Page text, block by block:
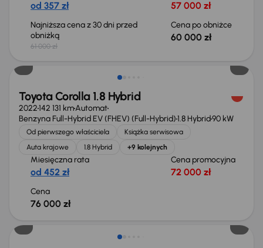
od 357 zł 57 000 zł
Najniższa cena z 30 dni przed
obniżką
61 000 zł
Cena po obniżce
60 000 zł
Możliwość odliczenia VAT
Toyota Corolla 1.8 Hybrid
2022142 131 kmAutomat
Benzyna Full-Hybrid EV (FHEV) (Full-Hybrid)1.8 Hybrid90 kW
Od pierwszego właściciela
Książka serwisowa
Auta krajowe
1.8 Hybrid +9 kolejnych
Miesięczna rata
od 452 zł
Cena promocyjna
72 000 zł
Cena
76 000 zł
Świeżo skupione